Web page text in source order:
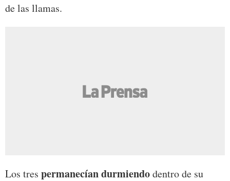
de las llamas.
Los tres permanecían durmiendodentro de su